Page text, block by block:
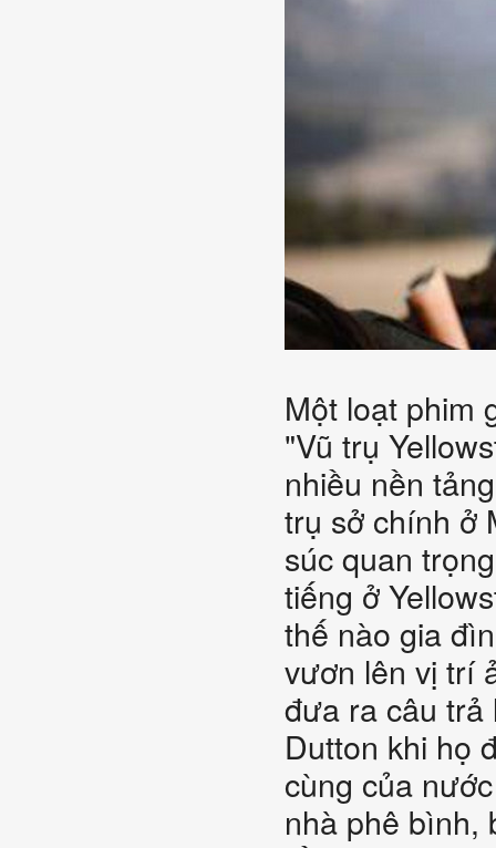
Một loạt phim
"Vũ trụ
nhiều nền
trụ sở chính ở
súc quan
tiếng ở
thế nào gia
vươn lên vị trí
đưa ra câu trả
Dutton khi họ
cùng của
nhà phê bình,